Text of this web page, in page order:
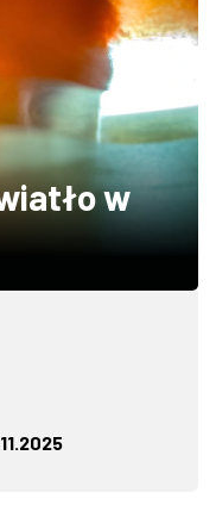
w